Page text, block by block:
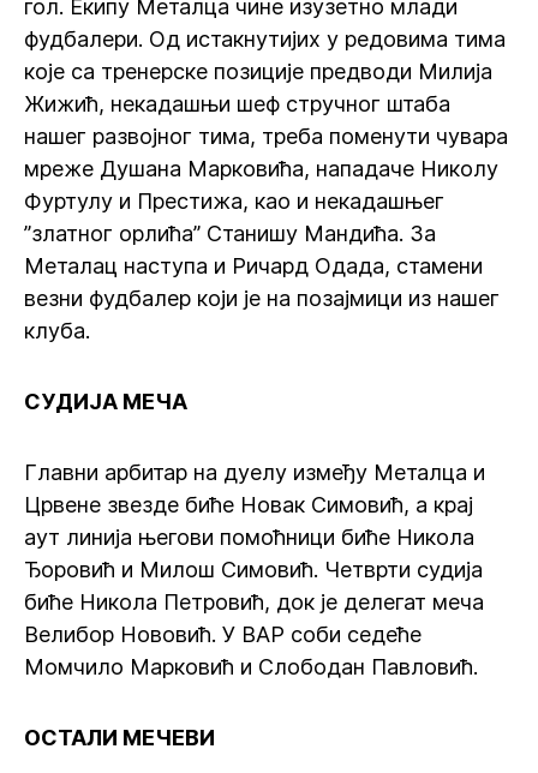
гол. Екипу Металца чине изузетно млади
фудбалери. Од истакнутијих у редовима тима
које са тренерске позиције предводи Милија
Жижић, некадашњи шеф стручног штаба
нашег развојног тима, треба поменути чувара
мреже Душана Марковића, нападаче Николу
Фуртулу и Престижа, као и некадашњег
”златног орлића” Станишу Мандића. За
Металац наступа и Ричард Одада, стамени
везни фудбалер који је на позајмици из нашег
клуба.
СУДИЈА МЕЧА
Главни арбитар на дуелу између Металца и
Црвене звезде биће Новак Симовић, а крај
аут линија његови помоћници биће Никола
Ђоровић и Милош Симовић. Четврти судија
биће Никола Петровић, док је делегат меча
Велибор Нововић. У ВАР соби седеће
Момчило Марковић и Слободан Павловић.
ОСТАЛИ МЕЧЕВИ